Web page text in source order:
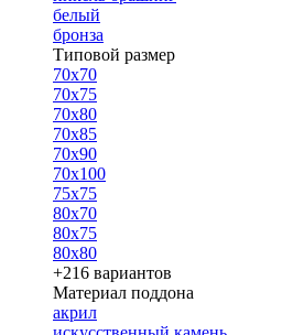
белый
бронза
Типовой размер
70х70
70х75
70х80
70х85
70х90
70х100
75х75
80х70
80х75
80х80
+216 вариантов
Материал поддона
акрил